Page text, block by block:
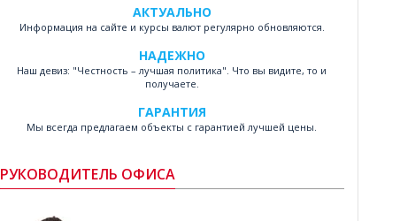
АКТУАЛЬНО
Информация на сайте и курсы валют регулярно обновляются.
НАДЕЖНО
Наш девиз: "Честность – лучшая политика". Что вы видите, то и
получаете.
ГАРАНТИЯ
Мы всегда предлагаем объекты с гарантией лучшей цены.
РУКОВОДИТЕЛЬ ОФИСА